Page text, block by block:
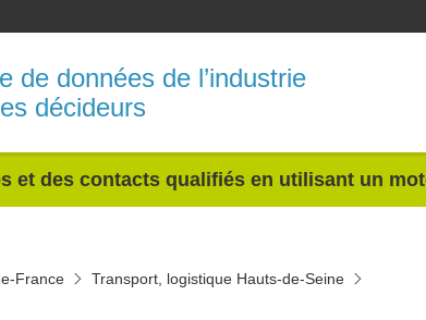
de données de l’industrie
décideurs
et des contacts qualifiés en utilisant un
France
Transport, logistique Hauts-de-Seine